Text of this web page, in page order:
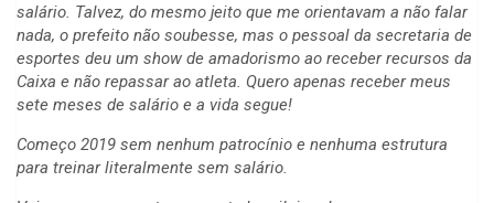
salário. Talvez, do mesmo jeito que me orientavam a não falar
nada, o prefeito não soubesse, mas o pessoal da secretaria de
esportes deu um show de amadorismo ao receber recursos da
Caixa e não repassar ao atleta. Quero apenas receber meus
sete meses de salário e a vida segue!
Começo 2019 sem nenhum patrocínio e nenhuma estrutura
para treinar literalmente sem salário.